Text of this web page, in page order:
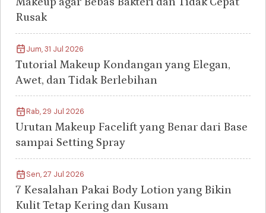
Rusak
Jum, 31 Jul 2026
Tutorial Makeup Kondangan yang Elegan,
Awet, dan Tidak Berlebihan
Rab, 29 Jul 2026
Urutan Makeup Facelift yang Benar dari Base
sampai Setting Spray
Sen, 27 Jul 2026
7 Kesalahan Pakai Body Lotion yang Bikin
Kulit Tetap Kering dan Kusam